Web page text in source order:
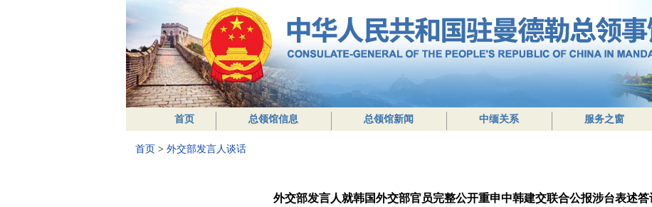
首页 总领馆信息 总领馆新闻 中缅关系 服务之窗
首页 > 外交部发言人谈话
外交部发言人就韩国外交部官员完整公开重申中韩建交联合公报涉台表述答